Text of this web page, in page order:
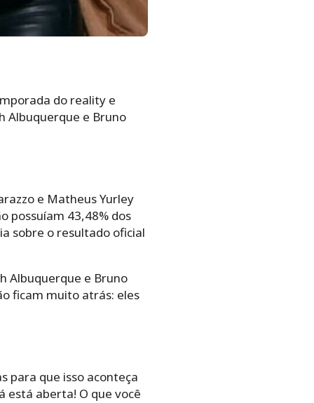
do reality e
Albuquerque e Bruno
e Matheus Yurley
possuíam 43,48% dos
sobre o resultado oficial
Albuquerque e Bruno
ficam muito atrás: eles
para que isso aconteça
está aberta! O que você